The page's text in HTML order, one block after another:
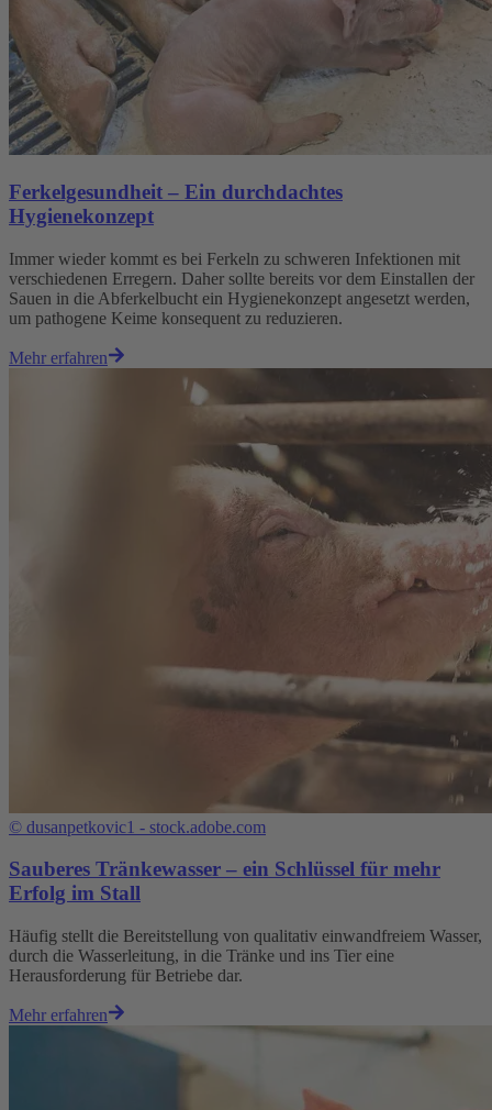
Ferkelgesundheit – Ein durchdachtes
Hygienekonzept
Immer wieder kommt es bei Ferkeln zu schweren Infektionen mit
verschiedenen Erregern. Daher sollte bereits vor dem Einstallen der
Sauen in die Abferkelbucht ein Hygienekonzept angesetzt werden,
um pathogene Keime konsequent zu reduzieren.
Mehr erfahren
© dusanpetkovic1 - stock.adobe.com
Sauberes Tränkewasser – ein Schlüssel für mehr
Erfolg im Stall
Häufig stellt die Bereitstellung von qualitativ einwandfreiem Wasser,
durch die Wasserleitung, in die Tränke und ins Tier eine
Herausforderung für Betriebe dar.
Mehr erfahren